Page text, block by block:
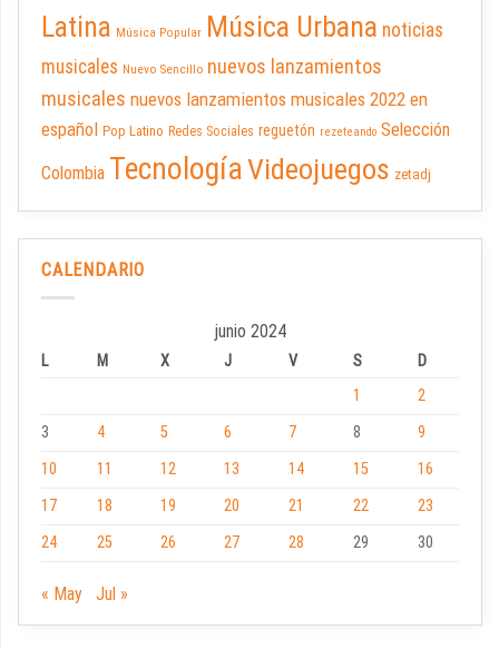
Latina Música Popular Música Urbana noticias
musicales Nuevo Sencillo nuevos lanzamientos
musicales nuevos lanzamientos musicales 2022 en
español Pop Latino Redes Sociales reguetón rezeteando Selección
Colombia TecnologíaVideojuegos zetadj
CALENDARIO
junio 2024
L M X J V S
D
1
2
3
4 5 6 7 8
9
10
11 12 13 14 15
16
17
18 19 20 21 22
23
24
25 26 27 28 29 30
« May Jul »